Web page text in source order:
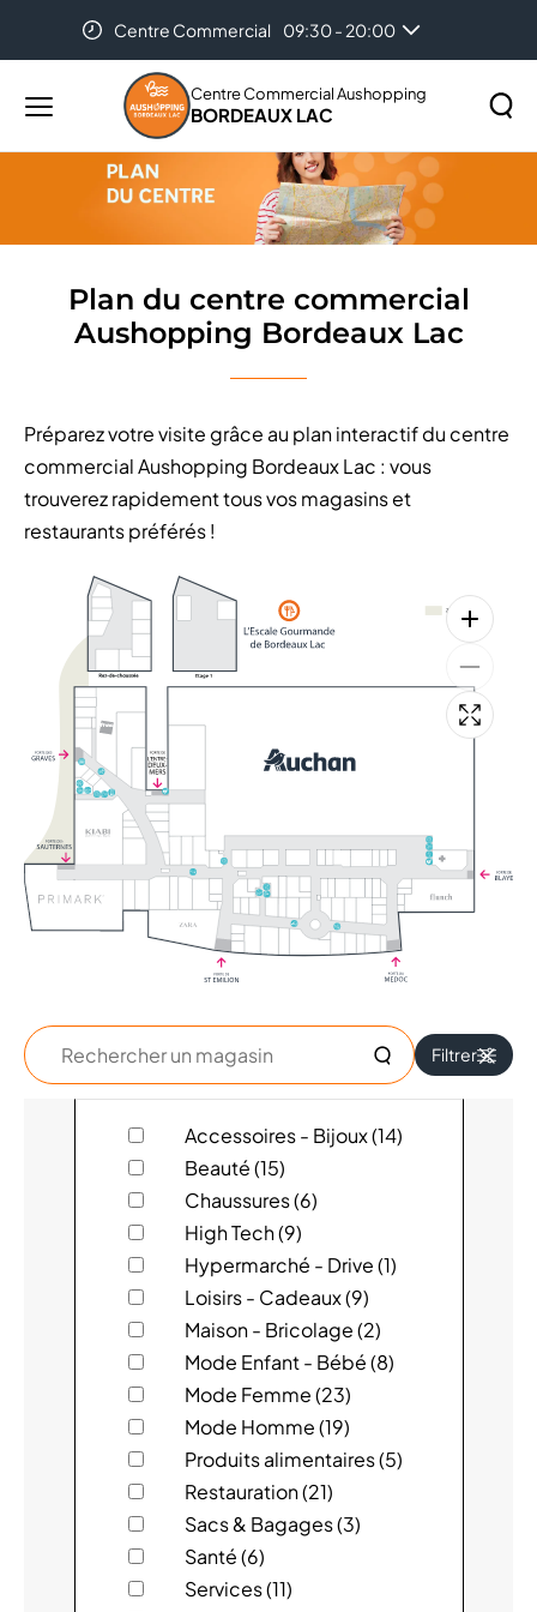
Centre Commercial 09:30 - 20:00
Menu
principal
Centre Commercial Aushopping
BORDEAUX LAC
Rechercher
site
Plan du centre commercial Aushopping Bordeaux
Plan du centre commercial
Aushopping Bordeaux Lac
Préparez votre visite grâce au plan interactif du centre
commercial Aushopping Bordeaux Lac : vous
trouverez rapidement tous vos magasins et
restaurants préférés !
+
Rechercher
un
magasin
Filtrer
ACUITIS
ADOPT
ALAIN AFFLELOU OPTICIEN
ATOL LES OPTICIENS
AUCHAN
BAILLARDRAN
BCHEF
BEAUSOLEIL MAROQUINERIE
BERSHKA
Accessoires - Bijoux (14)
Beauté (15)
Chaussures (6)
High Tech (9)
Hypermarché - Drive (1)
Loisirs - Cadeaux (9)
Maison - Bricolage (2)
Mode Enfant - Bébé (8)
Mode Femme (23)
Mode Homme (19)
Produits alimentaires (5)
Restauration (21)
Sacs & Bagages (3)
Santé (6)
Services (11)